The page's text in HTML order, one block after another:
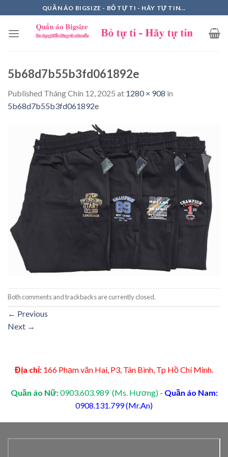
to
content
QUẦN ÁO BIGSIZE - BỎ TỰ TI - HÃY TỰ TIN...
5b68d7b55b3fd061892e
Published Tháng Chín 12, 2025 at 1280 × 908 in
5b68d7b55b3fd061892e
Both comments and trackbacks are currently closed.
← Previous
Next →
Địa chỉ: 166 Phạm văn Hai, P3, Tân Bình, Tp Hồ Chí Minh.
Quần áo Nữ:0903.603.989 (Ms. Hương) - Quần áo Nam:
0908.131.799 (Mr.An)